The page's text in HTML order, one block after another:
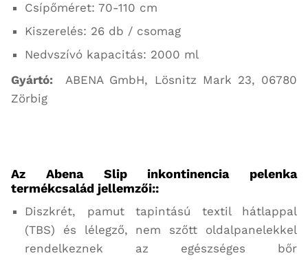
Csípőméret: 70-110 cm
Kiszerelés: 26 db / csomag
Nedvszívó kapacitás: 2000 ml
Gyártó: ABENA GmbH, Lösnitz Mark 23, 06780
Zörbig
Az Abena Slip inkontinencia pelenka
termékcsalád jellemzői::
Diszkrét, pamut tapintású textil hátlappal
(TBS) és lélegző, nem szőtt oldalpanelekkel
rendelkeznek az egészséges bőr